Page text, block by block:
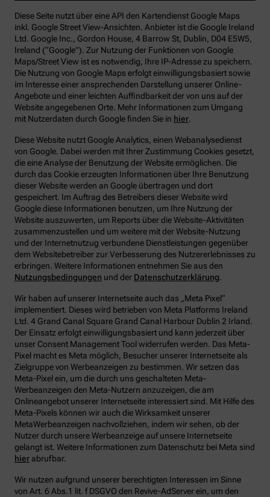
Diese Seite nutzt über eine API den Kartendienst Google Maps
inkl. Google Street View-Ansichten. Anbieter ist die Google Ireland
Ltd. Google Inc., Gordon House, 4 Barrow St, Dublin, D04 E5W5,
Ireland (“Google”). Zur Nutzung der Funktionen von Google
Maps/Street View ist es notwendig, Ihre IP-Adresse zu speichern.
Die Nutzung von Google Maps erfolgt einwilligungsbasiert sowie
im Interesse einer ansprechenden Darstellung unserer Online-
Angebote und einer leichten Auffindbarkeit der von uns auf der
Website angegebenen Orte. Mehr Informationen zum Umgang
mit Nutzerdaten durch Google finden Sie in hier.
Diese Website nutzt Google Analytics, einen Webanalysedienst
von Google. Dabei werden mit Ihrer Zustimmung Cookies gesetzt,
die eine Analyse der Benutzung der Website ermöglichen. Die
durch das Cookie erzeugten Informationen über Ihre Benutzung
dieser Website werden an Google übertragen und dort
gespeichert. Im Auftrag des Betreibers dieser Website wird
Google diese Informationen benutzen, um Ihre Nutzung der
Website auszuwerten, um Reports über die Website-Aktivitäten
zusammenzustellen und um weitere mit der Website-Nutzung
und der Internetnutzug verbundene Dienstleistungen gegenüber
dem Websitebetreiber zur Verbesserung des Nutzererlebnisses zu
erbringen. Weitere Informationen entnehmen Sie aus den
Nutzungsbedingungen und der Datenschutzerklärung.
Wir haben auf unserer Internetseite auch das „Meta Pixel“
implementiert. Dieses wird betrieben von Meta Platforms Ireland
Ltd. 4 Grand Canal Square Grand Canal Harbour Dublin 2 Irland.
Der Einsatz erfolgt einwilligungsbasiert und kann jederzeit über
unser Consent Management Tool widerrufen werden. Das Meta-
Pixel macht es Meta möglich, Besucher unserer Internetseite als
Zielgruppe von Werbeanzeigen zu bestimmen. Wir setzen das
Meta-Pixel ein, um die durch uns geschalteten Meta-
Werbeanzeigen den Meta-Nutzern anzuzeigen, die am
Onlineangebot unserer Internetseite interessiert sind. Mit Hilfe des
Meta-Pixels können wir auch die Wirksamkeit unserer
MetaWerbeanzeigen nachvollziehen, indem wir sehen, ob der
Nutzer durch unsere Werbeanzeige auf unsere Internetseite
gelangt ist. Weitere Informationen zum Datenschutz bei Meta sind
hier abrufbar.
Wir nutzen aufgrund unserer berechtigten Interessen im Sinne
von Art. 6 Abs.1 lit. f DSGVO den Revive-AdServer ein, um den